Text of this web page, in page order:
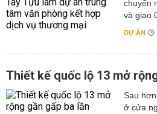
chuyển
và giao
DỰ ÁN
Thiết kế quốc lộ 13 mở
Sau
ở cửa